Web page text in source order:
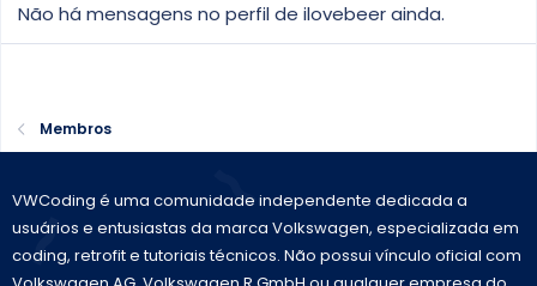
Não há mensagens no perfil de ilovebeer ainda.
Membros
VWCoding é uma comunidade independente dedicada a
usuários e entusiastas da marca Volkswagen, especializada em
coding, retrofit e tutoriais técnicos. Não possui vínculo oficial com